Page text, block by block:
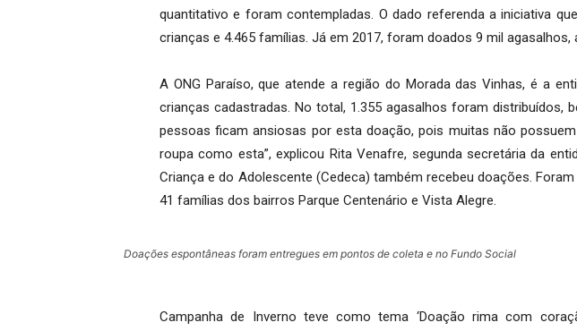
quantitativo e foram contempladas. O dado referenda a iniciativa
crianças e 4.465 famílias. Já em 2017, foram doados 9 mil agasalhos,
A ONG Paraíso, que atende a região do Morada das Vinhas, é a
crianças cadastradas. No total, 1.355 agasalhos foram distribuídos,
pessoas ficam ansiosas por esta doação, pois muitas não
roupa como esta”, explicou Rita Venafre, segunda secretária da
Criança e do Adolescente (Cedeca) também recebeu doações.
41 famílias dos bairros Parque Centenário e Vista Alegre.
Doações espontâneas foram entregues em pontos de coleta e no Fundo Social
Campanha de Inverno teve como tema ‘Doação rima com